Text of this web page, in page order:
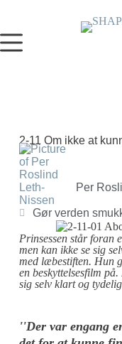
2-11 Om ikke at
Per
Gør verden
Prinsessen står foran
men kan ikke se sig
med læbestiften. Hun
en beskyttelsesfilm
sig selv klart og
''Der var engang